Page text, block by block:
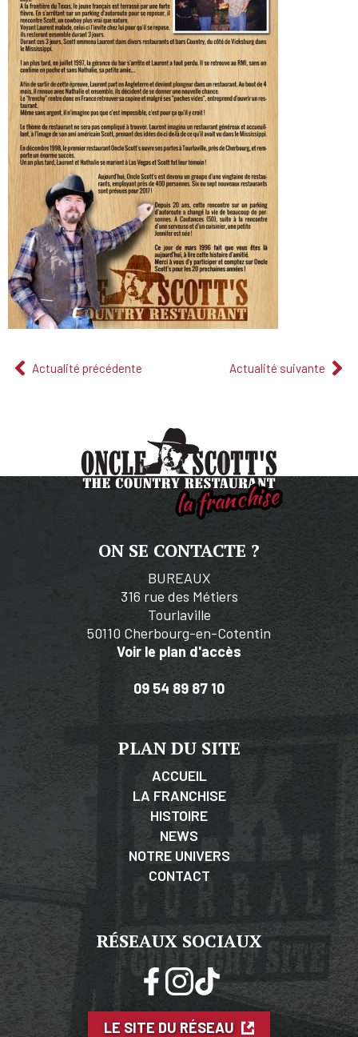
Actualité précédente Actualité suivante
la franchise
ON SE CONTACTE ?
BUREAUX
316 rue des Métiers
Tourlaville
50110 Cherbourg-en-Cotentin
Voir le plan d'accès
09 54 89 87 10
RÉSEAUX SOCIAUX
LE SITE DU RÉSEAU
PLAN DU SITE
ACCUEIL
LA FRANCHISE
HISTOIRE
NEWS
NOTRE UNIVERS
CONTACT